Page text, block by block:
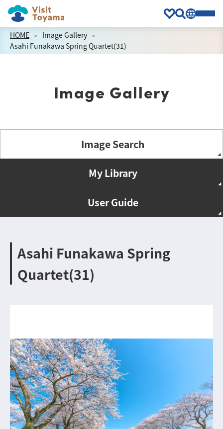
HOME
Image Gallery
Asahi Funakawa Spring Quartet(31)
Image Gallery
Image Search
My Library
User Guide
Asahi Funakawa Spring
Quartet(31)